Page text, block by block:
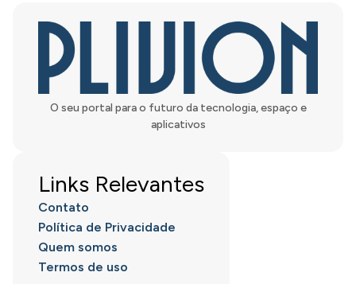
O seu portal para o futuro da tecnologia, espaço e
aplicativos
Links Relevantes
Contato
Política de Privacidade
Quem somos
Termos de uso